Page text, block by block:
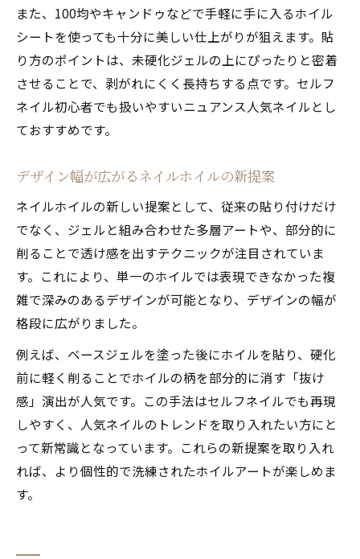
また、100均やキャンドゥなどで手軽に手に入るホイル
シートを使っても十分に美しい仕上がりが狙えます。貼
り方のポイントは、未硬化ジェルの上にぴったりと密着
させることで、剥がれにくく長持ちする点です。セルフ
ネイル初心者でも扱いやすいニュアンス人気ネイルとし
ておすすめです。
デザイン幅が広がるネイルホイルの新提案
ネイルホイルの新しい提案として、従来の貼り付けだけ
でなく、ジェルと組み合わせた多層アートや、部分的に
削ることで透け感を出すテクニックが注目されていま
す。これにより、単一のホイルでは表現できなかった複
雑で深みのあるデザインが可能となり、デザインの幅が
格段に広がりました。
例えば、ベースジェルを塗った後にホイルを貼り、硬化
前に軽く削ることでホイルの柄を部分的に消す「抜け
感」演出が人気です。この手法はセルフネイルでも再現
しやすく、人気ネイルのトレンドを取り入れたい方にと
って新常識となっています。これらの新提案を取り入れ
れば、より個性的で洗練されたホイルアートが楽しめま
す。